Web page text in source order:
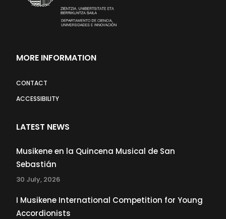
MORE INFORMATION
CONTACT
ACCESSIBILITY
LATEST NEWS
Musikene en la Quincena Musical de San
Sebastián
30 July, 2026
I Musikene International Competition for Young
Accordionists